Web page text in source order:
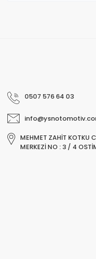
0507 576 64 03
MEHMET ZAHİT KOTKU
MERKEZİ NO : 3 / 4